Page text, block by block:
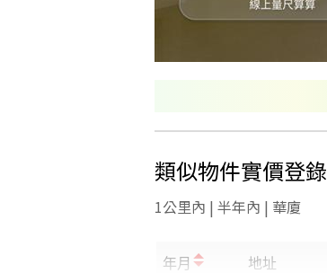
類似物件實價登錄
1公里內 | 半年內 | 華廈